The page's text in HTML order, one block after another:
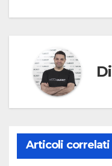
Di
Articoli correlati